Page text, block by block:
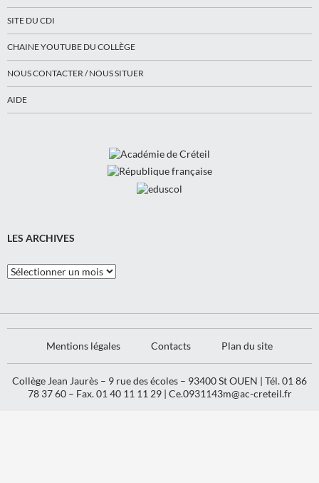
SITE DU CDI
CHAINE YOUTUBE DU COLLÈGE
NOUS CONTACTER / NOUS SITUER
AIDE
LES ARCHIVES
Les
Archives
Mentions légales Contacts Plan du site
Collège Jean Jaurès – 9 rue des écoles – 93400 St OUEN | Tél. 01 86
78 37 60 – Fax. 01 40 11 11 29 | Ce.0931143m@ac-creteil.fr